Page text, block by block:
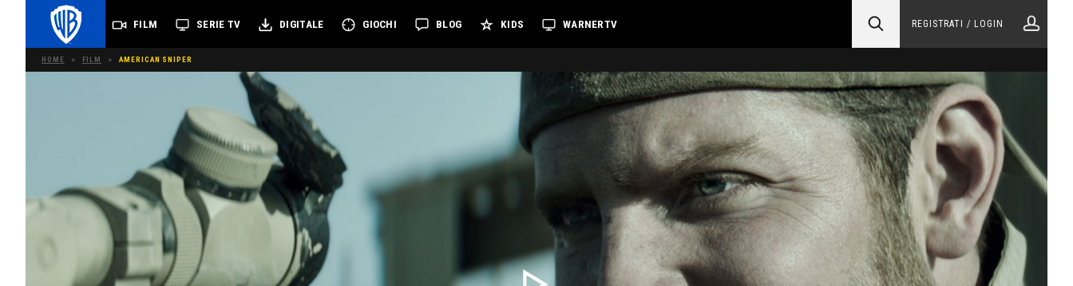
FILM SERIE TV DIGITALE GIOCHI BLOG KIDS WARNERTV REGISTRATI / LOGIN
HOME > FILM > AMERICAN SNIPER